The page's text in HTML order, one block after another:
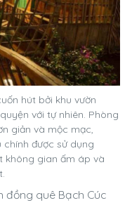
hút bởi khu vườn
với tự nhiên. Phòng
giản và mộc mạc,
chính được sử dụng
không gian ấm áp và
đồng quê Bạch Cúc